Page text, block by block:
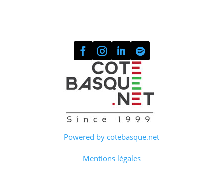
Powered by cotebasque.net
Mentions légales